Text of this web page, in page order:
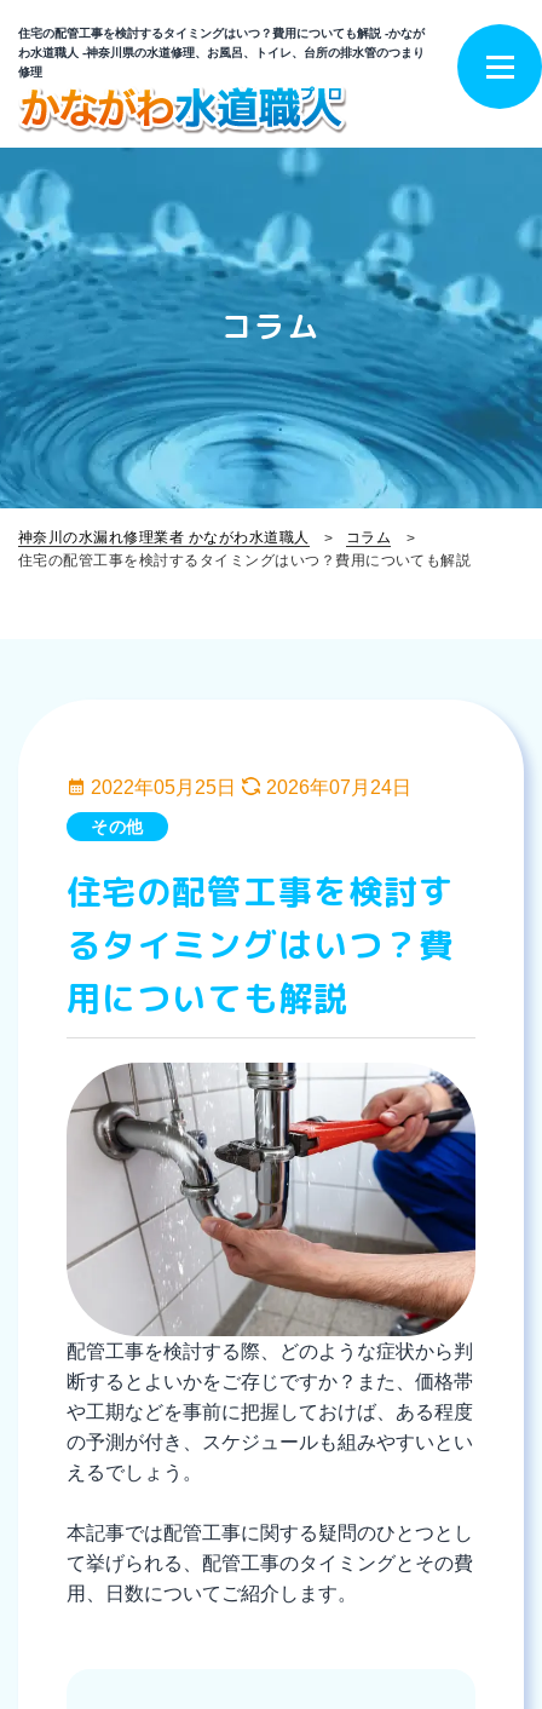
住宅の配管工事を検討するタイミングはいつ？費用についても解説 -かなが
わ水道職人 -神奈川県の水道修理、お風呂、トイレ、台所の排水管のつまり
修理
コラム
神奈川の水漏れ修理業者 かながわ水道職人
コラム
住宅の配管工事を検討するタイミングはいつ？費用についても解説
2022年05月25日 2026年07月24日
その他
住宅の配管工事を検討す
るタイミングはいつ？費
用についても解説
配管工事を検討する際、どのような症状から判
断するとよいかをご存じですか？また、価格帯
や工期などを事前に把握しておけば、ある程度
の予測が付き、スケジュールも組みやすいとい
えるでしょう。
本記事では配管工事に関する疑問のひとつとし
て挙げられる、配管工事のタイミングとその費
用、日数についてご紹介します。